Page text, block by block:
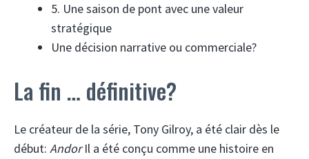
5. Une saison de pont avec une valeur
stratégique
Une décision narrative ou commerciale?
La fin … définitive?
Le créateur de la série, Tony Gilroy, a été clair dès le
début: AndorIl a été conçu comme une histoire en